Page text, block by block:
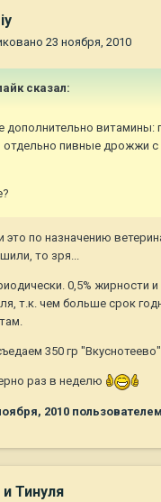
23 ноября, 2010
сказал:
дополнительно витамины:
отдельно пивные дрожжи
это по назначению
то зря...
0,5% жирности
т.к. чем больше срок
350 гр
раз в неделю
2010
Тинуля